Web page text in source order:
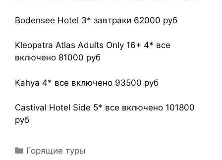
Bodensee Hotel 3* завтраки 62000 руб
Kleopatra Atlas Adults Only 16+ 4* все
включено 81000 руб
Kahya 4* все включено 93500 руб
Castival Hotel Side 5* все включено 101800
руб
Горящие туры